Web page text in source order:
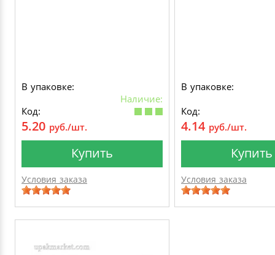
В упаковке:
Наличие:
Код:
5.20 руб./шт.
Купить
Условия заказа
В упаковке:
Код:
4.14 руб./шт.
Купить
Условия заказа